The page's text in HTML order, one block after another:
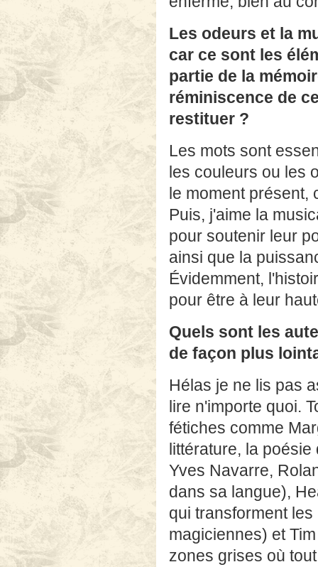
Les odeurs et la
car ce sont les
partie de la
réminiscence de
restituer ?
Les mots sont
les couleurs ou les
le moment présent,
Puis, j'aime la
pour soutenir leur
ainsi que la
Évidemment,
pour être à leur
Quels sont les
de façon plus
Hélas je ne lis pas
lire n'importe quoi.
fétiches comme
littérature, la
Yves Navarre,
dans sa langue),
qui transforment
magiciennes) et
zones grises où